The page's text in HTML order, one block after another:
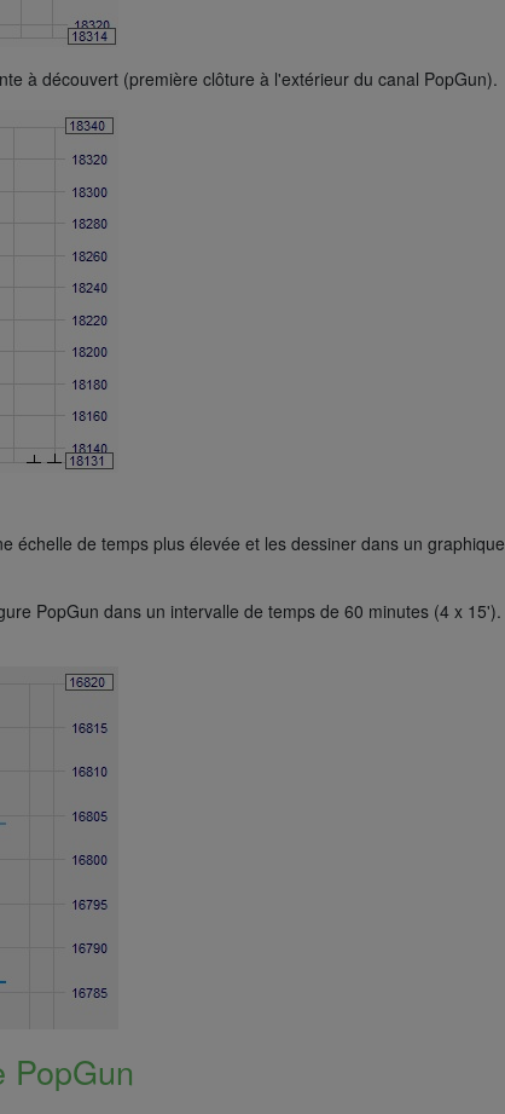
à découvert (première clôture à l'extérieur du canal PopGun).
échelle de temps plus élevée et les dessiner dans un graphique
PopGun dans un intervalle de temps de 60 minutes (4 x 15').
PopGun